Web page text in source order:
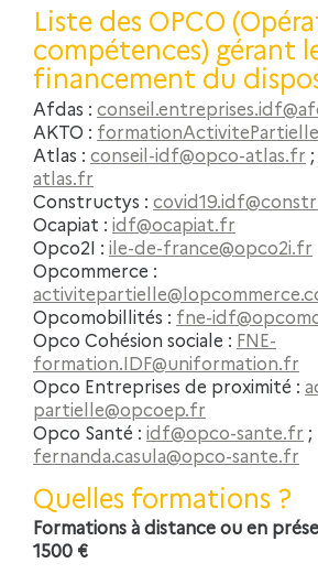
Liste des OPCO
compétences) gérant
financement du
Afdas :
AKTO :
Atlas : conseil-idf@opco-atlas.fr ;
atlas.fr
Constructys :
Ocapiat : idf@ocapiat.fr
Opco2I : ile-de-france@opco2i.fr
Opcommerce :
Opcomobillités : fne-
Opco Cohésion sociale : FNE-
formation.IDF@uniformation.fr
Opco Entreprises de proximité :
partielle@opcoep.fr
Opco Santé : idf@opco-sante.fr ;
fernanda.casula@opco-sante.fr
Quelles formations ?
Formations à distance ou en
1500 €